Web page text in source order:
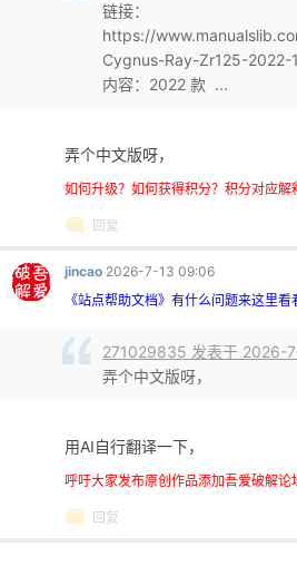
链接：
https://
Cygnus-Ray-Zr125-2022-
内容：2022 款 ...
弄个中文版呀，
如何升级？如何获得积分？积分对应解
回复
jincao 2026-7-13 09:06
《站点帮助文档》有什么问题来这里看
271029835 发表于 2026-
弄个中文版呀，
用AI自行翻译一下，
呼吁大家发布原创作品添加吾爱破解论
回复